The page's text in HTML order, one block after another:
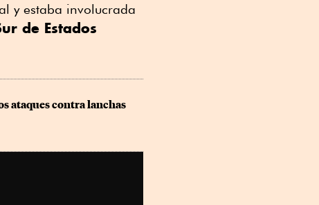
y estaba involucrada
de Estados
ataques contra lanchas